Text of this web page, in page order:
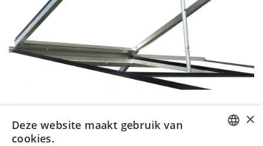
×
Deze website maakt gebruik van
cookies.